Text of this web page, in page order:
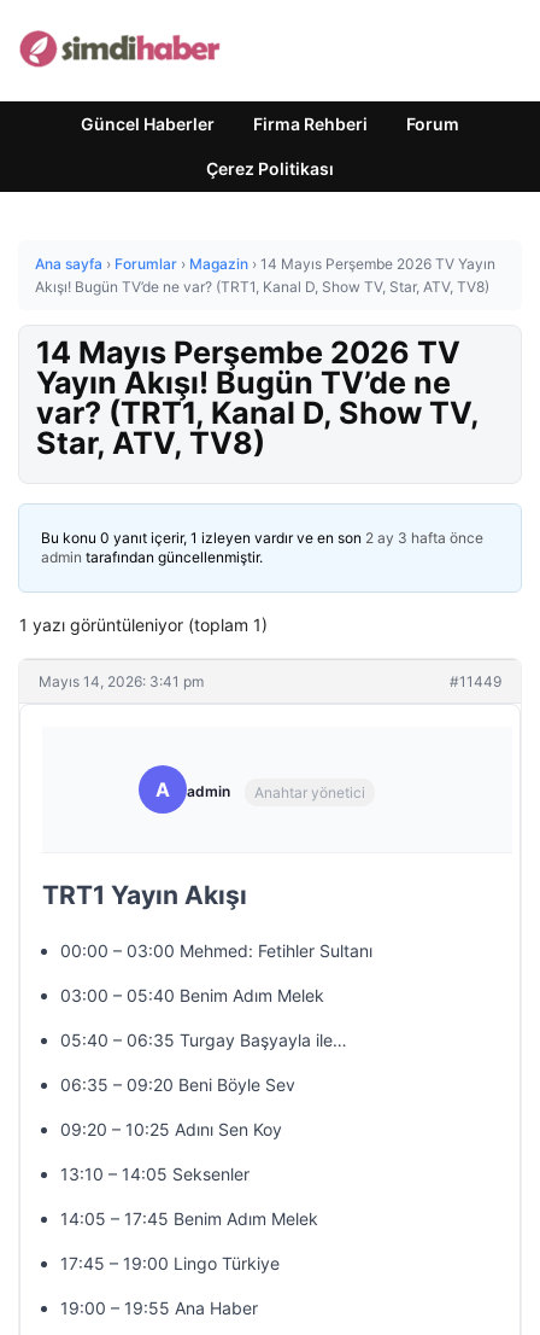
Güncel Haberler Firma Rehberi Forum
Çerez Politikası
Ana sayfa › Forumlar › Magazin › 14 Mayıs Perşembe 2026 TV Yayın
Akışı! Bugün TV’de ne var? (TRT1, Kanal D, Show TV, Star, ATV, TV8)
14 Mayıs Perşembe 2026 TV
Yayın Akışı! Bugün TV’de ne
var? (TRT1, Kanal D, Show TV,
Star, ATV, TV8)
Bu konu 0 yanıt içerir, 1 izleyen vardır ve en son 2 ay 3 hafta önce
admin tarafından güncellenmiştir.
1 yazı görüntüleniyor (toplam 1)
Mayıs 14, 2026: 3:41 pm #11449
A admin Anahtar yönetici
TRT1 Yayın Akışı
00:00 – 03:00 Mehmed: Fetihler Sultanı
03:00 – 05:40 Benim Adım Melek
05:40 – 06:35 Turgay Başyayla ile…
06:35 – 09:20 Beni Böyle Sev
09:20 – 10:25 Adını Sen Koy
13:10 – 14:05 Seksenler
14:05 – 17:45 Benim Adım Melek
17:45 – 19:00 Lingo Türkiye
19:00 – 19:55 Ana Haber